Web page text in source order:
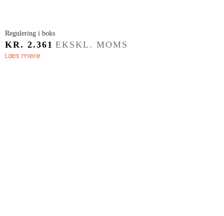
​Regulering i boks
KR. 2.361 EKSKL. MOMS
Læs mere